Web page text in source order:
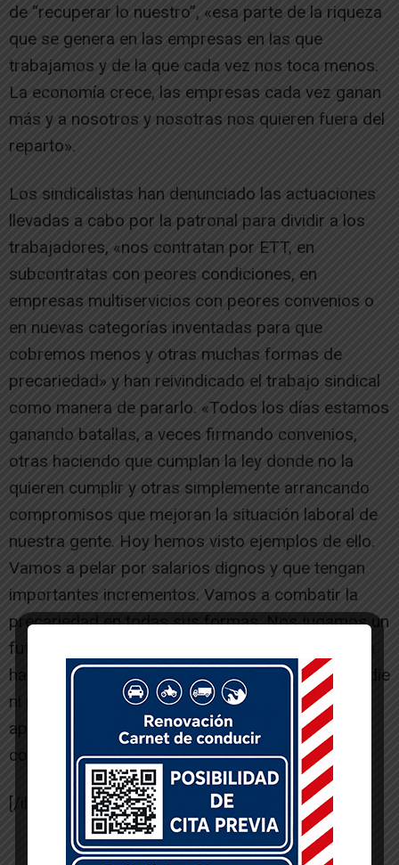
de “recuperar lo nuestro”, «esa parte de la riqueza
que se genera en las empresas en las que
trabajamos y de la que cada vez nos toca menos.
La economía crece, las empresas cada vez ganan
más y a nosotros y nosotras nos quieren fuera del
reparto».
Los sindicalistas han denunciado las actuaciones
llevadas a cabo por la patronal para dividir a los
trabajadores, «nos contratan por ETT, en
subcontratas con peores condiciones, en
empresas multiservicios con peores convenios o
en nuevas categorías inventadas para que
cobremos menos y otras muchas formas de
precariedad» y han reivindicado el trabajo sindical
como manera de pararlo. «Todos los días estamos
ganando batallas, a veces firmando convenios,
otras haciendo que cumplan la ley donde no la
quieren cumplir y otras simplemente arrancando
compromisos que mejoran la situación laboral de
nuestra gente. Hoy hemos visto ejemplos de ello.
Vamos a pelar por salarios dignos y que tengan
importantes incrementos. Vamos a combatir la
precariedad en todas sus formas. Nos jugamos un
futuro laboral digno en la ribera, y si no salimos a
hacerlo nosotros y nosotras, no lo va a hacer nadie
ni nos lo van a regalar. Tenemos un reto
apasionante y mucho trabajo por delante», han
concluído.
[/ihc-hide-content]
-- Publicidad --